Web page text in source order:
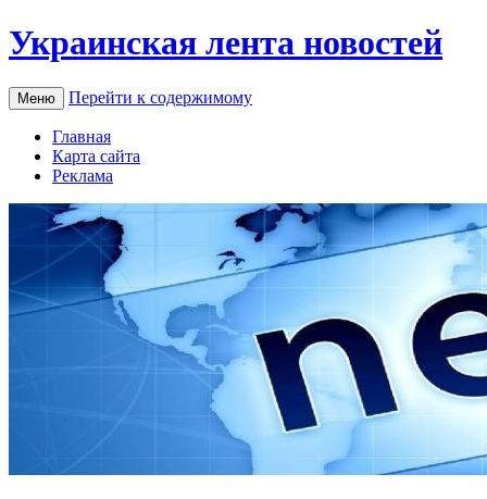
Украинская лента новостей
Меню Перейти к содержимому
Главная
Карта сайта
Реклама